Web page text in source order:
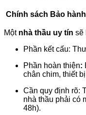
Chính sách Bảo
Một nhà thầu uy tín sẽ
Phần kết cấu:
Phần hoàn thiện:
chân chim, thiết
Cần quy định rõ:
nhà thầu phải có
48h).